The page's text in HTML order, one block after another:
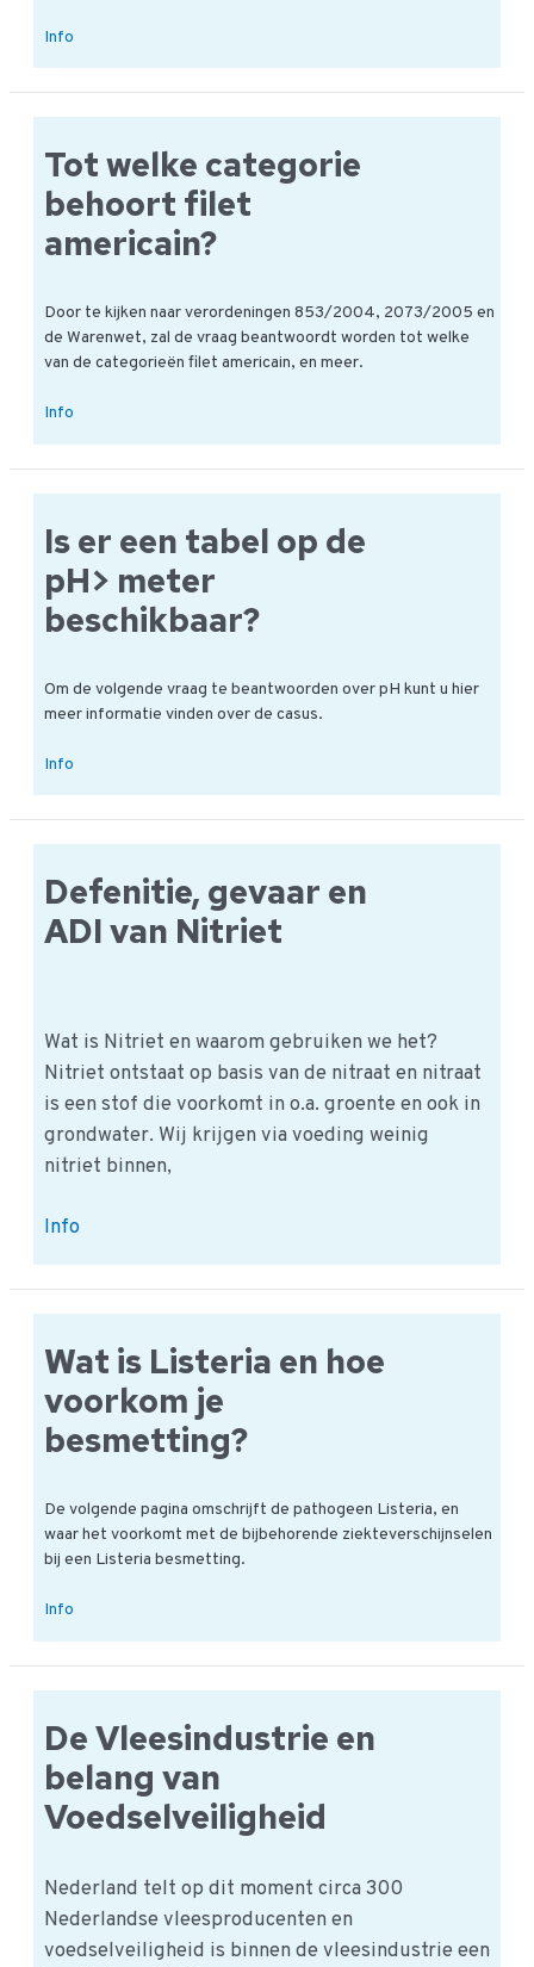
De
CBL
code
Info
Tot welke categorie
behoort filet
americain?
Door te kijken naar verordeningen 853/2004, 2073/2005 en
de Warenwet, zal de vraag beantwoordt worden tot welke
van de categorieën filet americain, en meer.
Tot
americain?
Info
Is er een tabel op de
pH> meter
beschikbaar?
Om de volgende vraag te beantwoorden over pH kunt u hier
meer informatie vinden over de casus.
Is
de
meter
Info
Defenitie, gevaar en
ADI van Nitriet
Wat is Nitriet en waarom gebruiken we het?
Nitriet ontstaat op basis van de nitraat en nitraat
is een stof die voorkomt in o.a. groente en ook in
grondwater. Wij krijgen via voeding weinig
nitriet binnen,
Defenitie,
en
ADI
van
Nitriet
Info
Wat is Listeria en hoe
voorkom je
besmetting?
De volgende pagina omschrijft de pathogeen Listeria, en
waar het voorkomt met de bijbehorende ziekteverschijnselen
bij een Listeria besmetting.
Wat
je
Info
De Vleesindustrie en
belang van
Voedselveiligheid
Nederland telt op dit moment circa 300
Nederlandse vleesproducenten en
voedselveiligheid is binnen de vleesindustrie een